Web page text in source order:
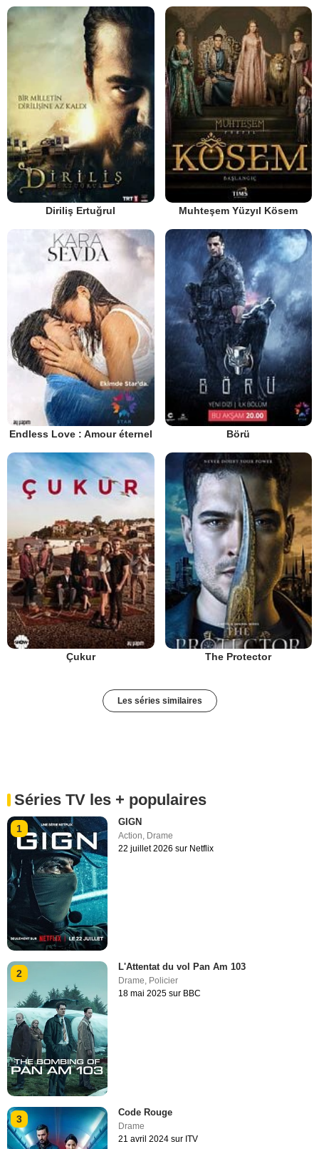
Diriliş Ertuğrul Muhteşem Yüzyıl Kösem
Endless Love : Amour éternel Börü
Çukur The Protector
Les séries similaires
Séries TV les + populaires
1
GIGN
Action, Drame
22 juillet 2026 sur Netflix
2
L'Attentat du vol Pan Am 103
Drame, Policier
18 mai 2025 sur BBC
3
Code Rouge
Drame
21 avril 2024 sur ITV